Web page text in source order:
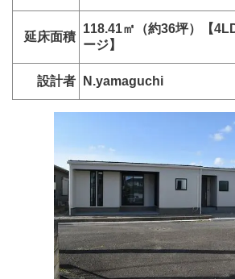
延床面積
118.41㎡（約36坪）【
ージ】
設計者 N.yamaguchi